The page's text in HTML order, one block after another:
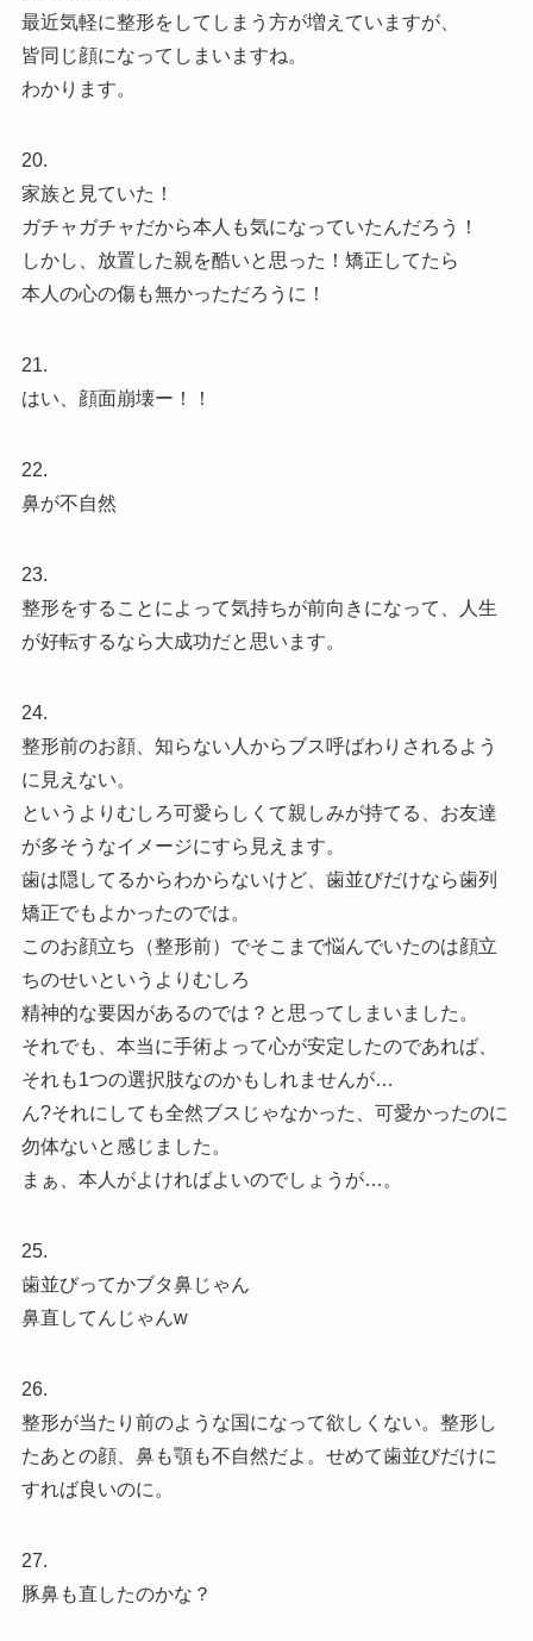
最近気軽に整形をしてしまう方が増えていますが、
皆同じ顔になってしまいますね。
わかります。
20.
家族と見ていた！
ガチャガチャだから本人も気になっていたんだろう！
しかし、放置した親を酷いと思った！矯正してたら
本人の心の傷も無かっただろうに！
21.
はい、顔面崩壊ー！！
22.
鼻が不自然
23.
整形をすることによって気持ちが前向きになって、人生
が好転するなら大成功だと思います。
24.
整形前のお顔、知らない人からブス呼ばわりされるよう
に見えない。
というよりむしろ可愛らしくて親しみが持てる、お友達
が多そうなイメージにすら見えます。
歯は隠してるからわからないけど、歯並びだけなら歯列
矯正でもよかったのでは。
このお顔立ち（整形前）でそこまで悩んでいたのは顔立
ちのせいというよりむしろ
精神的な要因があるのでは？と思ってしまいました。
それでも、本当に手術よって心が安定したのであれば、
それも1つの選択肢なのかもしれませんが…
ん?それにしても全然ブスじゃなかった、可愛かったのに
勿体ないと感じました。
まぁ、本人がよければよいのでしょうが…。
25.
歯並びってかブタ鼻じゃん
鼻直してんじゃんw
26.
整形が当たり前のような国になって欲しくない。整形し
たあとの顔、鼻も顎も不自然だよ。せめて歯並びだけに
すれば良いのに。
27.
豚鼻も直したのかな？